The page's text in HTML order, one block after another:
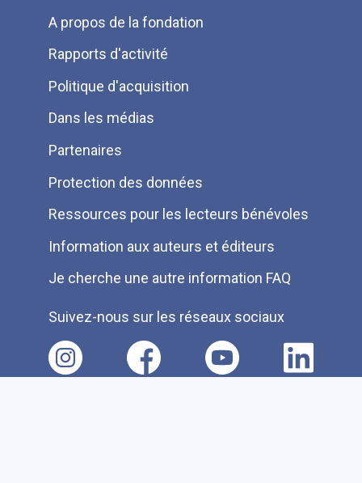
Menu
Pied
de
page
A propos de la fondation
Rapports d'activité
Politique d'acquisition
Dans les médias
Partenaires
Protection des données
Ressources pour les lecteurs bénévoles
Information aux auteurs et éditeurs
Je cherche une autre information FAQ
Suivez-nous sur les réseaux sociaux